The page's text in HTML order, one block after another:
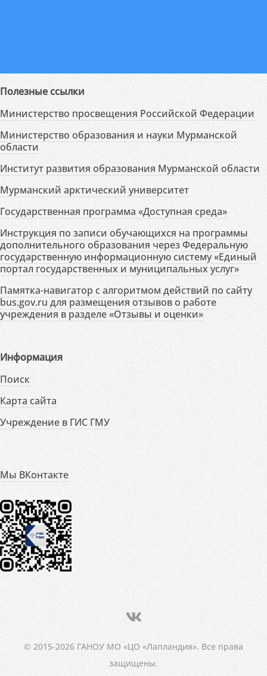
Полезные ссылки
Министерство просвещения Российской Федерации
Министерство образования и науки Мурманской
области
Институт развития образования Мурманской области
Мурманский арктический университет
Государственная программа «Доступная среда»
Инструкция по записи обучающихся на программы
дополнительного образования через Федеральную
государственную информационную систему «Единый
портал государственных и муниципальных услуг»
Памятка-навигатор с алгоритмом действий по сайту
bus.gov.ru для размещения отзывов о работе
учреждения в разделе «Отзывы и оценки»
Информация
Поиск
Карта сайта
Учреждение в ГИС ГМУ
Мы ВКонтакте
© 2015-2026 ГАНОУ МО «ЦО «Лапландия». Все права
защищены.